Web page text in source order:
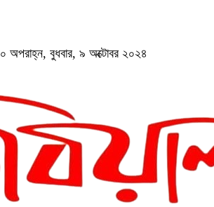
বুধবার, ৯ অক্টোবর ২০২৪